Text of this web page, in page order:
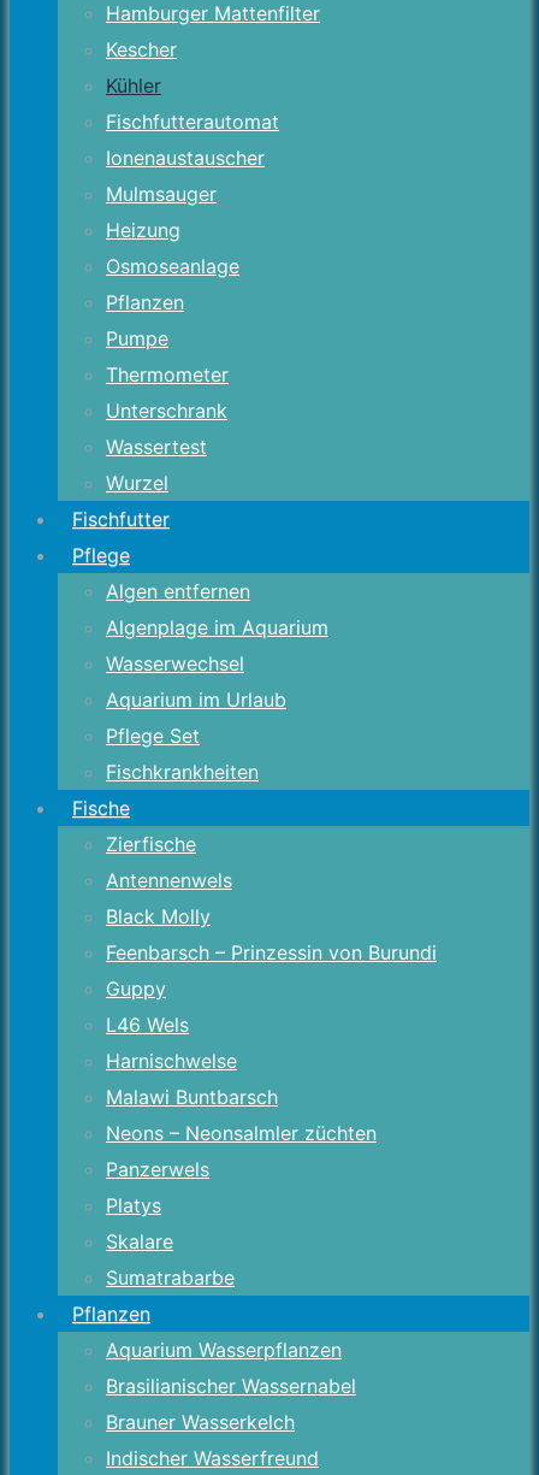
Hamburger Mattenfilter
Kescher
Kühler
Fischfutterautomat
Ionenaustauscher
Mulmsauger
Heizung
Osmoseanlage
Pflanzen
Pumpe
Thermometer
Unterschrank
Wassertest
Wurzel
Fischfutter
Pflege
Algen entfernen
Algenplage im Aquarium
Wasserwechsel
Aquarium im Urlaub
Pflege Set
Fischkrankheiten
Fische
Zierfische
Antennenwels
Black Molly
Feenbarsch – Prinzessin von Burundi
Guppy
L46 Wels
Harnischwelse
Malawi Buntbarsch
Neons – Neonsalmler züchten
Panzerwels
Platys
Skalare
Sumatrabarbe
Pflanzen
Aquarium Wasserpflanzen
Brasilianischer Wassernabel
Brauner Wasserkelch
Indischer Wasserfreund